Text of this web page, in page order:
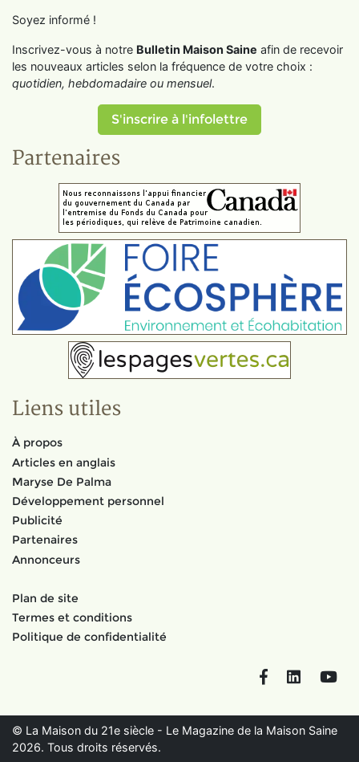
Soyez informé !
Inscrivez-vous à notre Bulletin Maison Saine afin de recevoir
les nouveaux articles selon la fréquence de votre choix :
quotidien, hebdomadaire ou mensuel.
S'inscrire à l'infolettre
Partenaires
Liens utiles
À propos
Articles en anglais
Maryse De Palma
Développement personnel
Publicité
Partenaires
Annonceurs
Plan de site
Termes et conditions
Politique de confidentialité
FacebookLinkedIn
© La Maison du 21e siècle - Le Magazine de la Maison Saine
2026. Tous droits réservés.